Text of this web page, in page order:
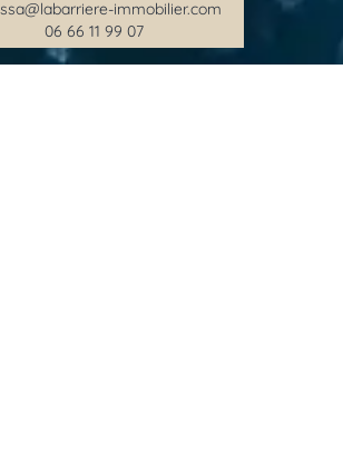
immobilier.com
06 66 11 99 07